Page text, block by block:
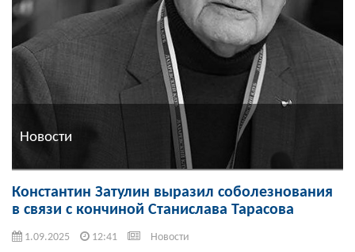
Новости
Константин Затулин выразил соболезнования
в связи с кончиной Станислава Тарасова
1.09.2025 12:41 Новости